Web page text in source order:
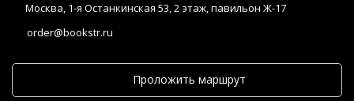
Москва, 1-я Останкинская 53, 2 этаж, павильон Ж-17
order@bookstr.ru
Проложить маршрут